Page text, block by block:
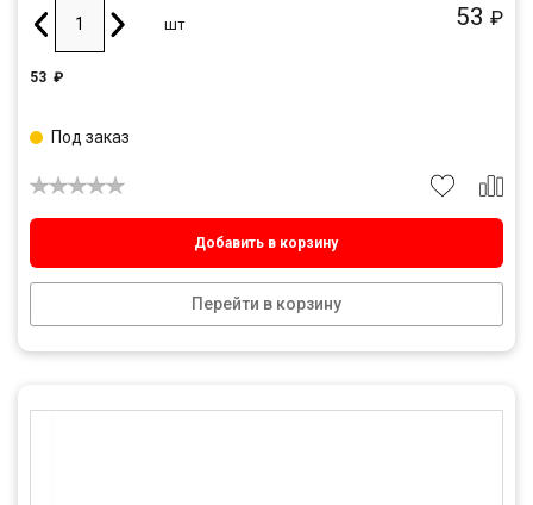
53 ₽
шт
53 ₽
Добавить в корзину
Перейти в корзину
Под заказ